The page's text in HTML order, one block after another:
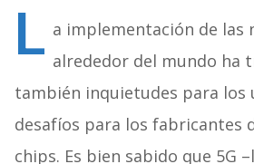
L a implementación de las
alrededor del mundo ha
también inquietudes para los
desafíos para los fabricantes
chips. Es bien sabido que 5G